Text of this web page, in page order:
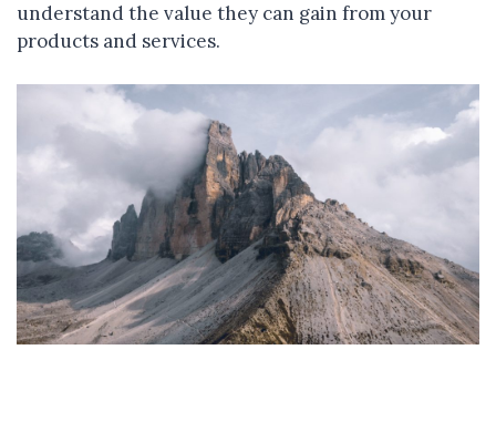
understand the value they can gain from your
products and services.